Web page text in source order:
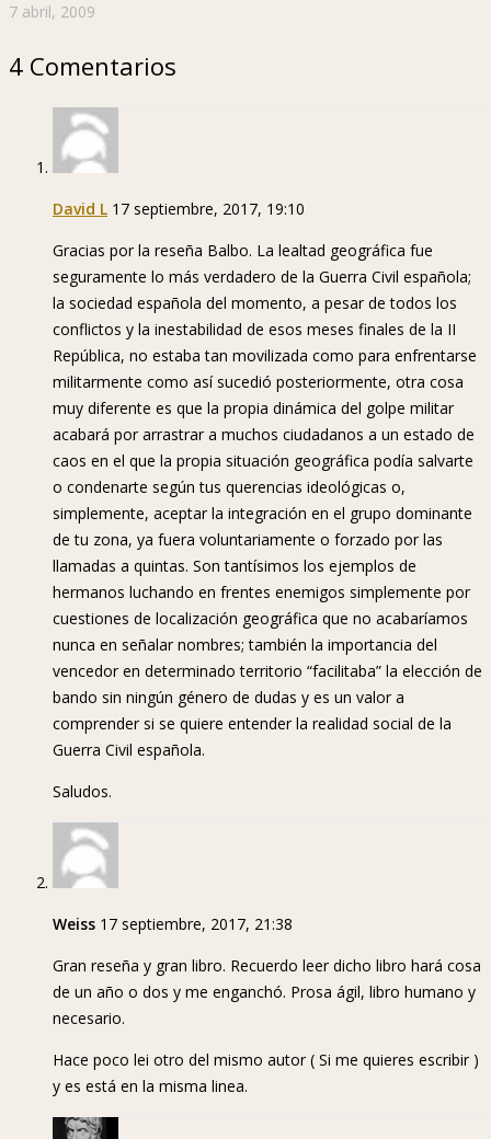
7 abril, 2009
4 Comentarios
David L 17 septiembre, 2017, 19:10
Gracias por la reseña Balbo. La lealtad geográfica fue
seguramente lo más verdadero de la Guerra Civil española;
la sociedad española del momento, a pesar de todos los
conflictos y la inestabilidad de esos meses finales de la II
República, no estaba tan movilizada como para enfrentarse
militarmente como así sucedió posteriormente, otra cosa
muy diferente es que la propia dinámica del golpe militar
acabará por arrastrar a muchos ciudadanos a un estado de
caos en el que la propia situación geográfica podía salvarte
o condenarte según tus querencias ideológicas o,
simplemente, aceptar la integración en el grupo dominante
de tu zona, ya fuera voluntariamente o forzado por las
llamadas a quintas. Son tantísimos los ejemplos de
hermanos luchando en frentes enemigos simplemente por
cuestiones de localización geográfica que no acabaríamos
nunca en señalar nombres; también la importancia del
vencedor en determinado territorio “facilitaba” la elección de
bando sin ningún género de dudas y es un valor a
comprender si se quiere entender la realidad social de la
Guerra Civil española.
Saludos.
Weiss 17 septiembre, 2017, 21:38
Gran reseña y gran libro. Recuerdo leer dicho libro hará cosa
de un año o dos y me enganchó. Prosa ágil, libro humano y
necesario.
Hace poco lei otro del mismo autor ( Si me quieres escribir )
y es está en la misma linea.